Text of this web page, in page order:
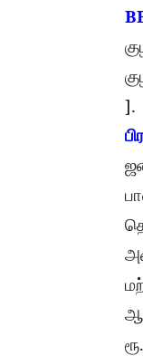
].
ரூ